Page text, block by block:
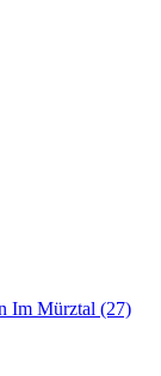
Im Mürztal (27)